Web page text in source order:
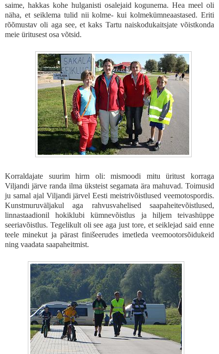
saime, hakkas kohe hulganisti osalejaid kogunema. Hea meel oli
näha, et seiklema tulid nii kolme- kui kolmekümneaastased. Eriti
rõõmustav oli aga see, et kaks Tartu naiskodukaitsjate võistkonda
meie üritusest osa võtsid.
Korraldajate suurim hirm oli: mismoodi mitu üritust korraga
Viljandi järve randa ilma üksteist segamata ära mahuvad. Toimusid
ju samal ajal Viljandi järvel Eesti meistrivõistlused veemotospordis.
Kunstmuruväljakul aga rahvusvahelised saapaheitevõistlused,
linnastaadionil hokiklubi kümnevõistlus ja hiljem teivashüppe
seeriavõistlus. Tegelikult oli see aga just tore, et seiklejad said enne
teele minekut ja pärast finišeerudes imetleda veemootorsõidukeid
ning vaadata saapaheitmist.